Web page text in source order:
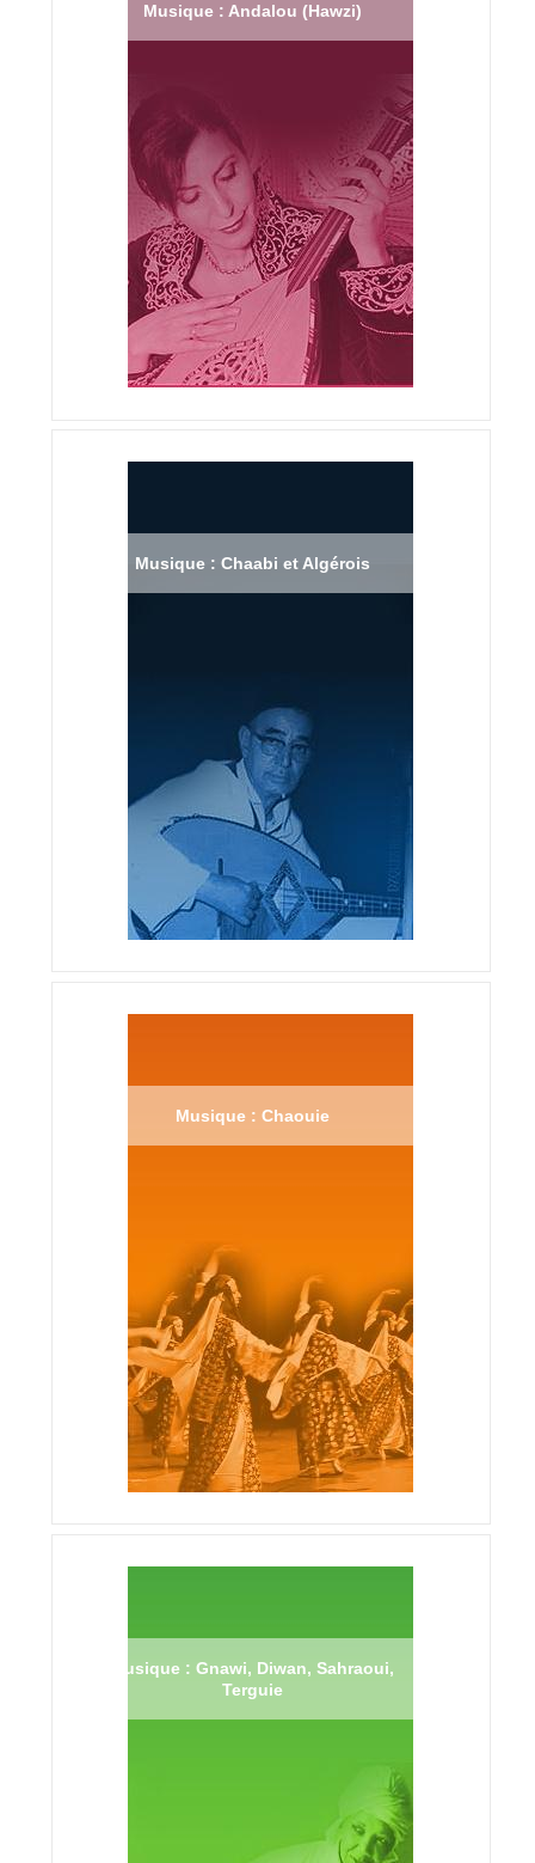
Musique : Andalou (Hawzi)
Musique : Chaabi et Algérois
Musique : Chaouie
Musique : Gnawi, Diwan, Sahraoui,
Terguie